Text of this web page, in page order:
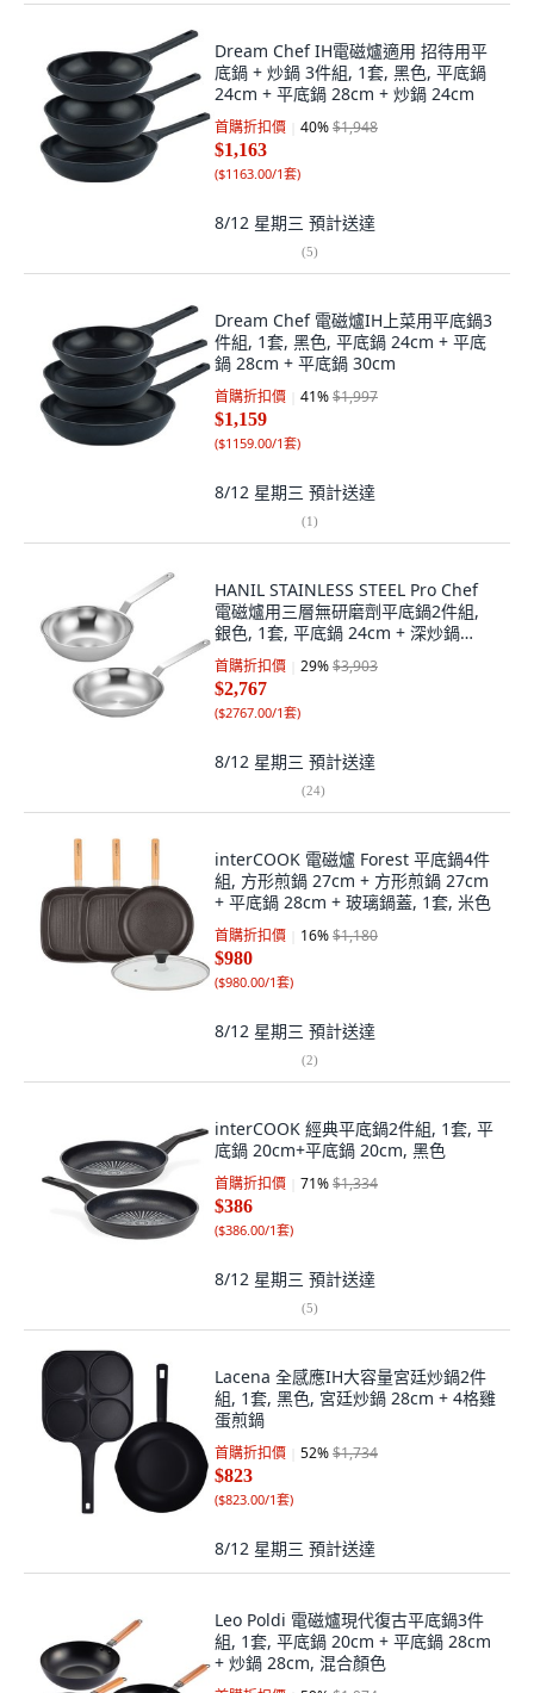
Dream Chef IH電磁爐適用 招待用平
底鍋 + 炒鍋 3件組, 1套, 黑色, 平底鍋
24cm + 平底鍋 28cm + 炒鍋 24cm
首購折扣價 40%$1,948
$1,163
($1163.00/1套)
8/12 星期三 預計送達
(5)
Dream Chef 電磁爐IH上菜用平底鍋3
件組, 1套, 黑色, 平底鍋 24cm + 平底
鍋 28cm + 平底鍋 30cm
首購折扣價 41%$1,997
$1,159
($1159.00/1套)
8/12 星期三 預計送達
(1)
HANIL STAINLESS STEEL Pro Chef
電磁爐用三層無研磨劑平底鍋2件組,
銀色, 1套, 平底鍋 24cm + 深炒鍋
24cm
首購折扣價 29%$3,903
$2,767
($2767.00/1套)
8/12 星期三 預計送達
(24)
interCOOK 電磁爐 Forest 平底鍋4件
組, 方形煎鍋 27cm + 方形煎鍋 27cm
+ 平底鍋 28cm + 玻璃鍋蓋, 1套, 米色
首購折扣價 16%$1,180
$980
($980.00/1套)
8/12 星期三 預計送達
(2)
interCOOK 經典平底鍋2件組, 1套, 平
底鍋 20cm+平底鍋 20cm, 黑色
首購折扣價 71%$1,334
$386
($386.00/1套)
8/12 星期三 預計送達
(5)
Lacena 全感應IH大容量宮廷炒鍋2件
組, 1套, 黑色, 宮廷炒鍋 28cm + 4格雞
蛋煎鍋
首購折扣價 52%$1,734
$823
($823.00/1套)
8/12 星期三 預計送達
Leo Poldi 電磁爐現代復古平底鍋3件
組, 1套, 平底鍋 20cm + 平底鍋 28cm
+ 炒鍋 28cm, 混合顏色